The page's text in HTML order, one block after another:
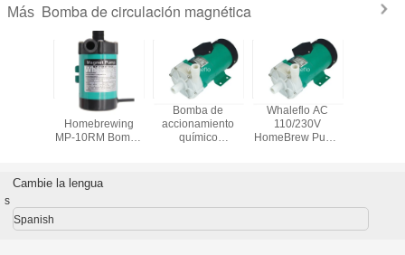
Más Bomba de circulación magnética
Whaleflo
Homebrewing
MP-10RM Bomba
bebidas con
accionamiento
magnético, directa
Bomba de
accionamiento
químico
Whaleflo AC
110/230V
HomeBrew Pump
Cervecería para
Bomba de agua
Cambie la lengua
s
Spanish